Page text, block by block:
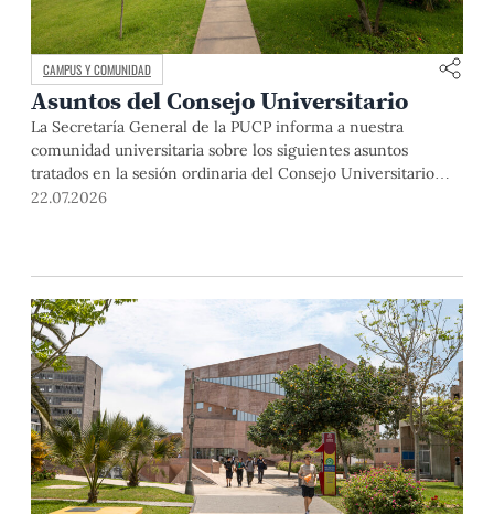
CAMPUS Y COMUNIDAD
Asuntos del Consejo Universitario
La Secretaría General de la PUCP informa a nuestra
comunidad universitaria sobre los siguientes asuntos
tratados en la sesión ordinaria del Consejo Universitario
que se realizó el día miércoles 13 de mayo. El Dr. Julio del
22.07.2026